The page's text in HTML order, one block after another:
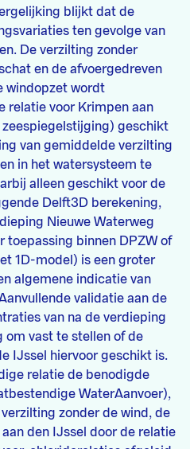
blijkt dat de
ten gevolge van
De verzilting zonder
en de afvoergedreven
windopzet wordt
relatie voor Krimpen aan
geschikt
van gemiddelde verzilting
in het watersysteem te
alleen geschikt voor de
Delft3D berekening,
Nieuwe Waterweg
toepassing binnen DPZW of
1D-model) is een groter
algemene indicatie van
validatie aan de
van na de verdieping
om vast te stellen of de
IJssel hiervoor geschikt is.
relatie de benodigde
WaterAanvoer),
zonder de wind, de
den IJssel door de relatie